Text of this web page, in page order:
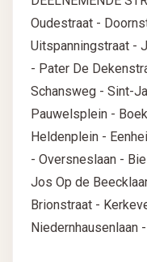
Oudestraat -
Uitspanningstraat -
- Pater De
Schansweg - Sint-
Pauwelsplein -
Heldenplein -
- Oversneslaan -
Jos Op de
Brionstraat -
Niedernhausenlaan